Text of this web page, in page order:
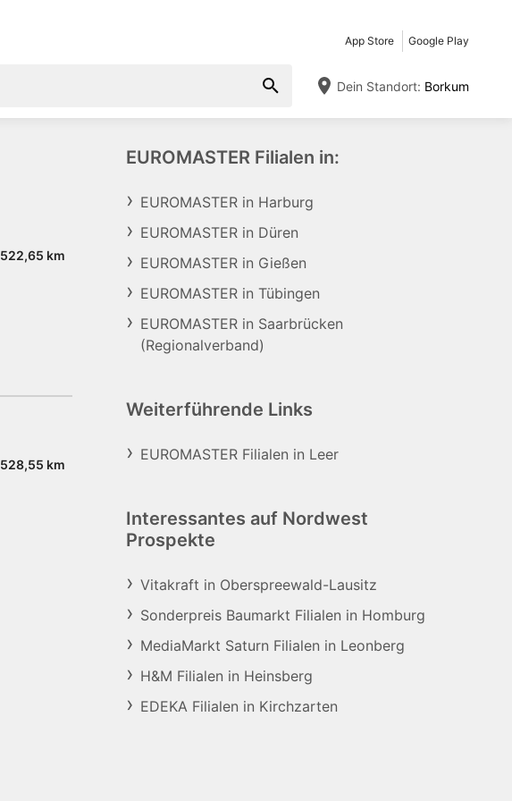
App Store Google Play
Dein Standort: Borkum
522,65 km
528,55 km
EUROMASTER Filialen in:
EUROMASTER in Harburg
EUROMASTER in Düren
EUROMASTER in Gießen
EUROMASTER in Tübingen
EUROMASTER in Saarbrücken
(Regionalverband)
Weiterführende Links
EUROMASTER Filialen in Leer
Interessantes auf Nordwest
Prospekte
Vitakraft in Oberspreewald-Lausitz
Sonderpreis Baumarkt Filialen in Homburg
MediaMarkt Saturn Filialen in Leonberg
H&M Filialen in Heinsberg
EDEKA Filialen in Kirchzarten